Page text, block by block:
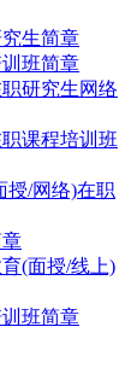
生简章
班简章
研究生网络
课程培训班
授/网络)在职
(面授/线上)
班简章